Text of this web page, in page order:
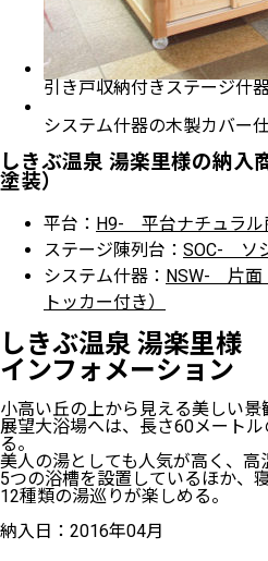
引き戸収納付きステージ什
システム什器の木製カバー
しきぶ温泉 湯楽里様の納入
塗装）
平台： H9- 平台ナチュラル
ステージ陳列台： SOC- ソ
システム什器： NSW- 片面
トッカー付き）
しきぶ温泉 湯楽里様
インフォメーション
小高い丘の上から見える美しい景
展望大浴場へは、長さ60メート
る。
美人の湯としても人気が高く、高
5つの浴槽を設置しているほか、
12種類の湯巡りが楽しめる。
納入日：2016年04月